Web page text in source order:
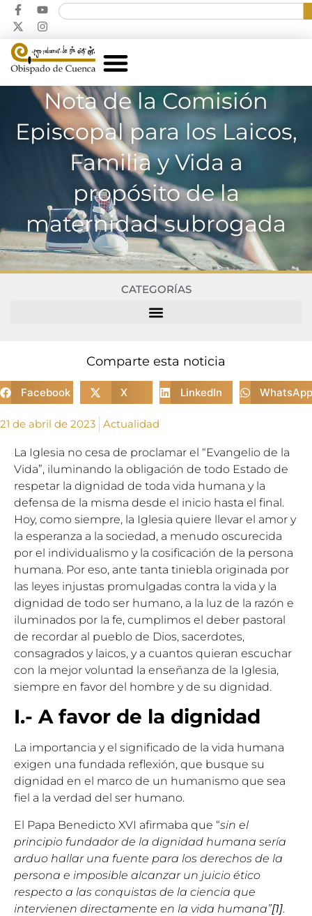
Nota de la Comisión
Episcopal para los Laicos,
Familia y Vida a
propósito de la
maternidad subrogada
CATEGORÍAS
Comparte esta noticia
Facebook X LinkedIn WhatsApp
21 de abril de 2023 Actualidad
La Iglesia no cesa de proclamar el “Evangelio de la
Vida”, iluminando la obligación de todo Estado de
respetar la dignidad de toda vida humana y la
defensa de la misma desde el inicio hasta el final.
Hoy, como siempre, la Iglesia quiere llevar el amor y
la esperanza a la sociedad, a menudo oscurecida
por el individualismo y la cosificación de la persona
humana. Por eso, ante tanta tiniebla originada por
las leyes injustas promulgadas contra la vida y la
dignidad de todo ser humano, a la luz de la razón e
iluminados por la fe, cumplimos el deber pastoral
de recordar al pueblo de Dios, sacerdotes,
consagrados y laicos, y a cuantos quieran escuchar
con la mejor voluntad la enseñanza de la Iglesia,
siempre en favor del hombre y de su dignidad.
I.- A favor de la dignidad
La importancia y el significado de la vida humana
exigen una fundada reflexión, que busque su
dignidad en el marco de un humanismo que sea
fiel a la verdad del ser humano.
El Papa Benedicto XVI afirmaba que “sin el
principio fundador de la dignidad humana sería
arduo hallar una fuente para los derechos de la
persona e imposible alcanzar un juicio ético
respecto a las conquistas de la ciencia que
intervienen directamente en la vida humana”[1].